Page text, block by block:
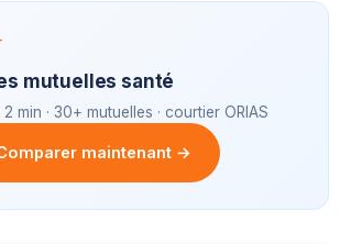
mutuelles santé
min · 30+ mutuelles · courtier ORIAS
maintenant →